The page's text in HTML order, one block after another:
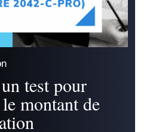
test pour
montant de